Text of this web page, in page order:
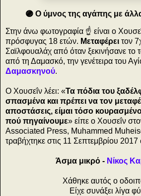
🟣 Ο ύμνος της αγάπης με
Στην άνω φωτογραφία ☝️ είναι ο
πρόσφυγας 18 ετών. Μεταφέρει τον
Σαϊλφουαλάχ από όταν ξεκινήσανε το
από τη Δαμασκό, την γενέτειρα του
Δαμασκηνού.
O Χουσεΐν λέει: «Τα πόδια του
σπασμένα και πρέπει να τον
αποστάσεις, είμαι τόσο
πού πηγαίνουμε» είπε ο Χουσεΐν
Associated Press, Muhammed
τραβήχτηκε στις 11 Σεπτεμβρίου
Άσμα μικρό - Νίκος
Χάθηκε αυτός ο
Είχε συνάξει λίγα